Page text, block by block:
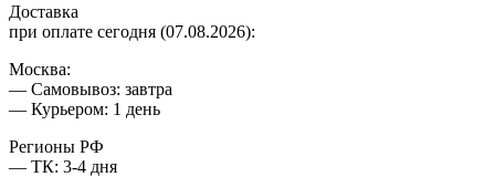
Доставка
при оплате сегодня (07.08.2026):
Москва:
— Самовывоз: завтра
— Курьером: 1 день
Регионы РФ
— ТК: 3-4 дня